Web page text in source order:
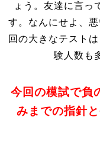
ょう。友達に言っ
す。なんにせよ、
回の大きなテスト
験人数も
今回の模試で負
みまでの指針